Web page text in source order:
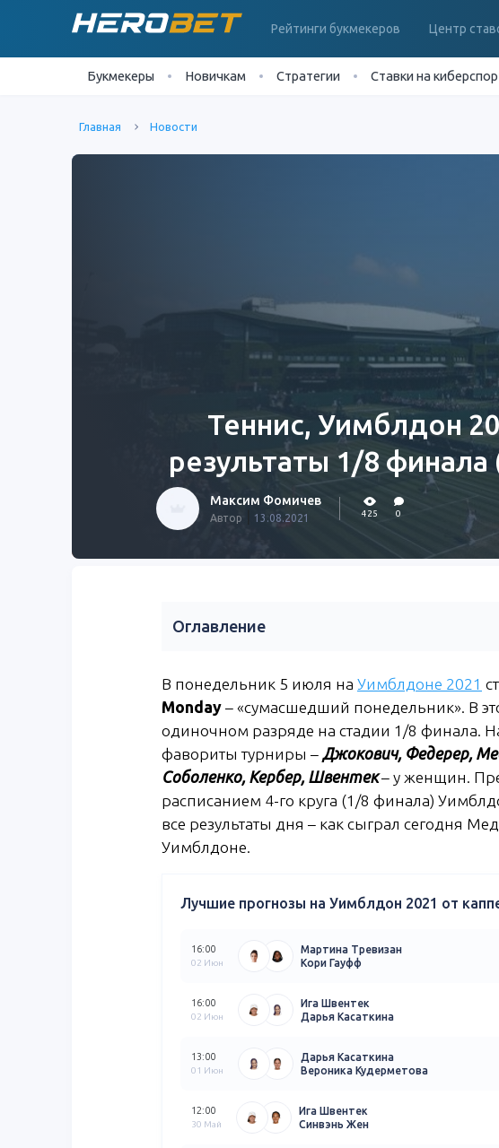
Рейтинги букмекеров Центр
Букмекеры Новичкам Стратегии Ставки на
Главная Новости
Теннис, Уимблдон
результаты 1/8 финала
Максим Фомичев
Автор 13.08.2021 425 0
Оглавление
В понедельник 5 июля на Уимблдоне 2021
Monday – «сумасшедший понедельник». В
одиночном разряде на стадии 1/8 финала.
фавориты турниры – Джокович, Федерер,
Соболенко, Кербер, Швентек– у женщин.
расписанием 4-го круга (1/8 финала)
все результаты дня – как сыграл сегодня
Уимблдоне.
Лучшие прогнозы на Уимблдон 2021 от
Мартина Тревизан
Кори Гауфф
16:00
02 Июн
Ига Швентек
Дарья Касаткина
16:00
02 Июн
Дарья Касаткина
Вероника Кудерметова
13:00
01 Июн
Ига Швентек
Синвэнь Жен
12:00
30 Май